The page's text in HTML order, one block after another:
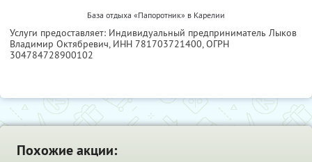
База отдыха «Папоротник» в Карелии
Услуги предоставляет: Индивидуальный предприниматель Лыков
Владимир Октябревич, ИНН 781703721400, ОГРН
304784728900102
Похожие акции: